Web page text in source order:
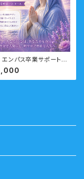
エンパス卒業サポートコ
・他人軸・境界線・エ
繊細）